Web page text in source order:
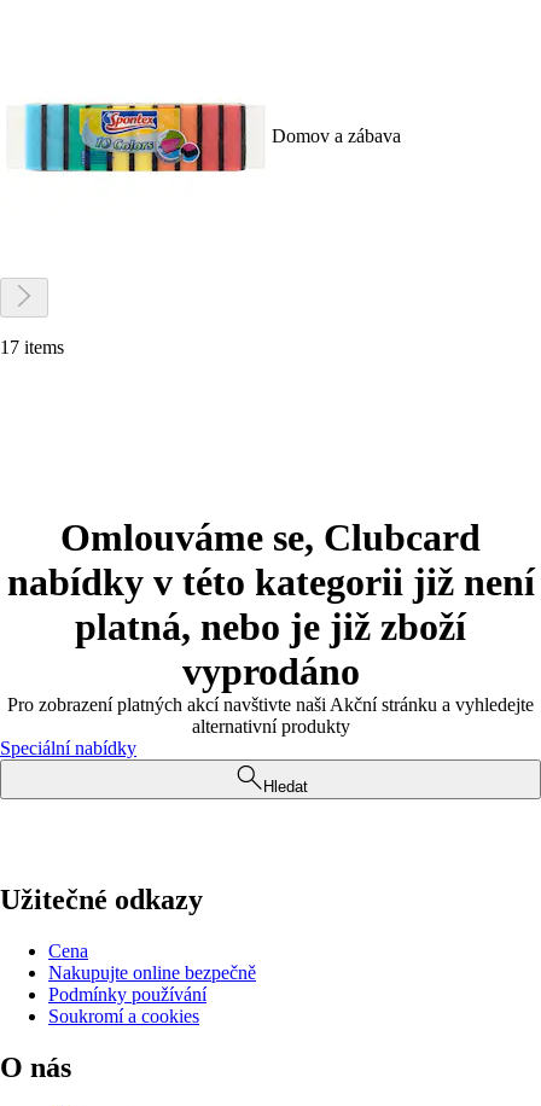
Domov a zábava
17 items
Omlouváme se, Clubcard
nabídky v této kategorii již není
platná, nebo je již zboží
vyprodáno
Pro zobrazení platných akcí navštivte naši Akční stránku a vyhledejte
alternativní produkty
Speciální nabídky
Hledat
Užitečné odkazy
Cena
Nakupujte online bezpečně
Podmínky používání
Soukromí a cookies
O nás